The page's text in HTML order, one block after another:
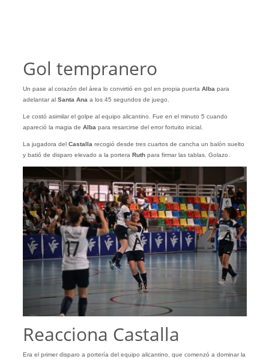
Gol tempranero
Un pase al corazón del área lo convirtió en gol en propia puerta Albapara
adelantar al Santa Ana a los 45 segundos de juego.
Le costó asimilar el golpe al equipo alicantino. Fue en el minuto 5 cuando
apareció la magia de Albapara resarcirse del error fortuito inicial.
La jugadora del Castallarecogió desde tres cuartos de cancha un balón suelto
y batió de disparo elevado a la portera Ruthpara firmar las tablas. Golazo.
Reacciona Castalla
Era el primer disparo a portería del equipo alicantino, que comenzó a dominar la